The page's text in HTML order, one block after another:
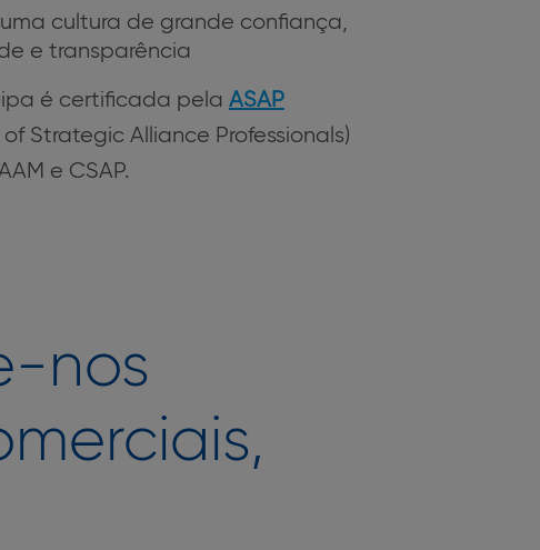
cultura de grande confiança,
e transparência
é certificada pela ASAP
Strategic Alliance Professionals)
e CSAP.
nos